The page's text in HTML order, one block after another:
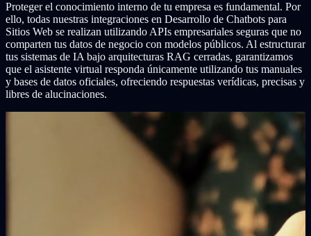
Proteger el conocimiento interno de tu empresa es fundamental. Por
ello, todas nuestras integraciones en Desarrollo de Chatbots para
Sitios Web se realizan utilizando APIs empresariales seguras que no
comparten tus datos de negocio con modelos públicos. Al estructurar
tus sistemas de IA bajo arquitecturas RAG cerradas, garantizamos
que el asistente virtual responda únicamente utilizando tus manuales
y bases de datos oficiales, ofreciendo respuestas verídicas, precisas y
libres de alucinaciones.